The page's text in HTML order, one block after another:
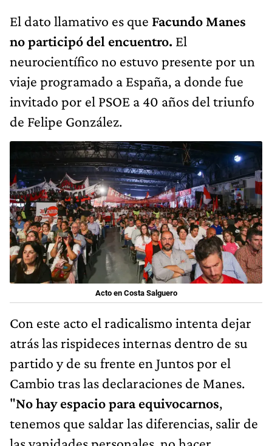
El dato llamativo es que Facundo Manes
no participó del encuentro. El
neurocientífico no estuvo presente por un
viaje programado a España, a donde fue
invitado por el PSOE a 40 años del triunfo
de Felipe González.
Acto en Costa Salguero
Con este acto el radicalismo intenta dejar
atrás las rispideces internas dentro de su
partido y de su frente en Juntos por el
Cambio tras las declaraciones de Manes.
"No hay espacio para equivocarnos,
tenemos que saldar las diferencias, salir de